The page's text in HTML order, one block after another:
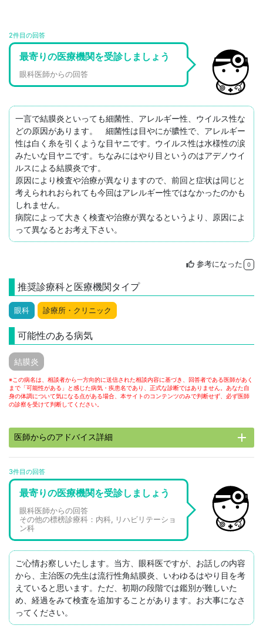
2件目の回答
最寄りの医療機関を受診しましょう
眼科医師からの回答
一言で結膜炎といっても細菌性、アレルギー性、ウイルス性な
どの原因があります。　細菌性は目やにが膿性で、アレルギー
性は白く糸を引くような目ヤニです。ウイルス性は水様性の涙
みたいな目ヤニです。ちなみにはやり目というのはアデノウイ
ルスによる結膜炎です。
原因により検査や治療が異なりますので、前回と症状は同じと
考えられれおられても今回はアレルギー性ではなかったのかも
しれません。
病院によって大きく検査や治療が異なるというより、原因によ
って異なるとお考え下さい。
thumb_up 参考になった 0
推奨診療科と医療機関タイプ
眼科 診療所・クリニック
可能性のある病気
結膜炎
※この病名は、相談者から一方向的に送信された相談内容に基づき、回答者である医師があく
まで「可能性がある」と感じた病気・疾患名であり、正式な診断ではありません。あなた自
身の体調について気になる点がある場合、本サイトのコンテンツのみで判断せず、必ず医師
の診察を受けて判断してください。
医師からのアドバイス詳細 add
3件目の回答
最寄りの医療機関を受診しましょう
眼科医師からの回答
その他の標榜診療科：内科, リハビリテーショ
ン科
ご心情お察しいたします。当方、眼科医ですが、お話しの内容
から、主治医の先生は流行性角結膜炎、いわゆるはやり目を考
えていると思います。ただ、初期の段階では鑑別が難しいた
め、経過をみて検査を追加することがあります。お大事になさ
ってください。